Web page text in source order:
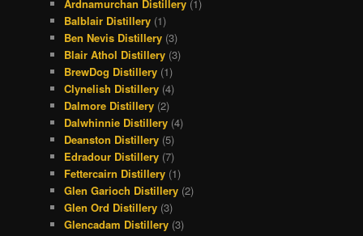
Ardnamurchan Distillery (1)
Balblair Distillery (1)
Ben Nevis Distillery (3)
Blair Athol Distillery (3)
BrewDog Distillery (1)
Clynelish Distillery (4)
Dalmore Distillery (2)
Dalwhinnie Distillery (4)
Deanston Distillery (5)
Edradour Distillery (7)
Fettercairn Distillery (1)
Glen Garioch Distillery (2)
Glen Ord Distillery (3)
Glencadam Distillery (3)